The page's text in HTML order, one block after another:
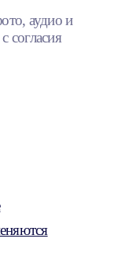
аудио и
согласия